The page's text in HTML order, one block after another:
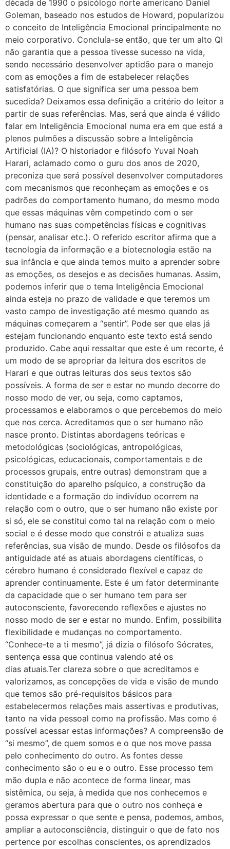
década de 1990 o psicólogo norte americano Daniel
Goleman, baseado nos estudos de Howard, popularizou
o conceito de Inteligência Emocional principalmente no
meio corporativo. Concluía-se então, que ter um alto QI
não garantia que a pessoa tivesse sucesso na vida,
sendo necessário desenvolver aptidão para o manejo
com as emoções a fim de estabelecer relações
satisfatórias. O que significa ser uma pessoa bem
sucedida? Deixamos essa definição a critério do leitor a
partir de suas referências. Mas, será que ainda é válido
falar em Inteligência Emocional numa era em que está a
plenos pulmões a discussão sobre a Inteligência
Artificial (IA)? O historiador e filósofo Yuval Noah
Harari, aclamado como o guru dos anos de 2020,
preconiza que será possível desenvolver computadores
com mecanismos que reconheçam as emoções e os
padrões do comportamento humano, do mesmo modo
que essas máquinas vêm competindo com o ser
humano nas suas competências físicas e cognitivas
(pensar, analisar etc.). O referido escritor afirma que a
tecnologia da informação e a biotecnologia estão na
sua infância e que ainda temos muito a aprender sobre
as emoções, os desejos e as decisões humanas. Assim,
podemos inferir que o tema Inteligência Emocional
ainda esteja no prazo de validade e que teremos um
vasto campo de investigação até mesmo quando as
máquinas começarem a “sentir”. Pode ser que elas já
estejam funcionando enquanto este texto está sendo
produzido. Cabe aqui ressaltar que este é um recorte, é
um modo de se apropriar da leitura dos escritos de
Harari e que outras leituras dos seus textos são
possíveis. A forma de ser e estar no mundo decorre do
nosso modo de ver, ou seja, como captamos,
processamos e elaboramos o que percebemos do meio
que nos cerca. Acreditamos que o ser humano não
nasce pronto. Distintas abordagens teóricas e
metodológicas (sociológicas, antropológicas,
psicológicas, educacionais, comportamentais e de
processos grupais, entre outras) demonstram que a
constituição do aparelho psíquico, a construção da
identidade e a formação do indivíduo ocorrem na
relação com o outro, que o ser humano não existe por
si só, ele se constitui como tal na relação com o meio
social e é desse modo que constrói e atualiza suas
referências, sua visão de mundo. Desde os filósofos da
antiguidade até as atuais abordagens científicas, o
cérebro humano é considerado flexível e capaz de
aprender continuamente. Este é um fator determinante
da capacidade que o ser humano tem para ser
autoconsciente, favorecendo reflexões e ajustes no
nosso modo de ser e estar no mundo. Enfim, possibilita
flexibilidade e mudanças no comportamento.
“Conhece-te a ti mesmo”, já dizia o filósofo Sócrates,
sentença essa que continua valendo até os
dias atuais.Ter clareza sobre o que acreditamos e
valorizamos, as concepções de vida e visão de mundo
que temos são pré-requisitos básicos para
estabelecermos relações mais assertivas e produtivas,
tanto na vida pessoal como na profissão. Mas como é
possível acessar estas informações? A compreensão de
“si mesmo”, de quem somos e o que nos move passa
pelo conhecimento do outro. As fontes desse
conhecimento são o eu e o outro. Esse processo tem
mão dupla e não acontece de forma linear, mas
sistêmica, ou seja, à medida que nos conhecemos e
geramos abertura para que o outro nos conheça e
possa expressar o que sente e pensa, podemos, ambos,
ampliar a autoconsciência, distinguir o que de fato nos
pertence por escolhas conscientes, os aprendizados